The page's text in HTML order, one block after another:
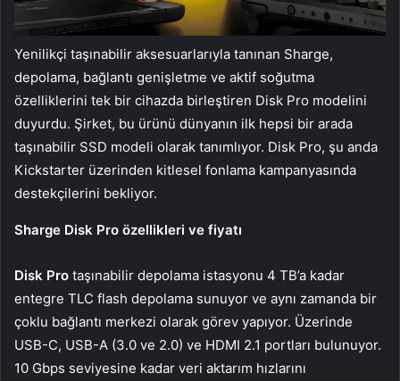
Yenilikçi taşınabilir aksesuarlarıyla tanınan Sharge,
depolama, bağlantı genişletme ve aktif soğutma
özelliklerini tek bir cihazda birleştiren Disk Pro modelini
duyurdu. Şirket, bu ürünü dünyanın ilk hepsi bir arada
taşınabilir SSD modeli olarak tanımlıyor. Disk Pro, şu anda
Kickstarter üzerinden kitlesel fonlama kampanyasında
destekçilerini bekliyor.
Sharge Disk Pro özellikleri ve fiyatı
Disk Pro taşınabilir depolama istasyonu 4 TB’a kadar
entegre TLC flash depolama sunuyor ve aynı zamanda bir
çoklu bağlantı merkezi olarak görev yapıyor. Üzerinde
USB-C, USB-A (3.0 ve 2.0) ve HDMI 2.1 portları bulunuyor.
10 Gbps seviyesine kadar veri aktarım hızlarını